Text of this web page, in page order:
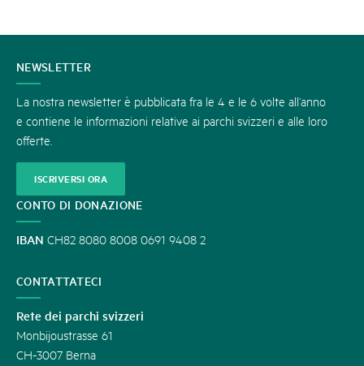
CONTATTATECI
NEWSLETTER
La nostra newsletter è pubblicata fra le 4 e le 6 volte all’anno
e contiene le informazioni relative ai parchi svizzeri e alle loro
offerte.
ISCRIVERSI ORA
CONTO DI DONAZIONE
IBAN CH82 8080 8008 0691 9408 2
CONTATTATECI
Rete dei parchi svizzeri
Monbijoustrasse 61
CH-3007 Berna